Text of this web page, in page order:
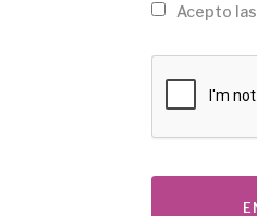
Acepto las